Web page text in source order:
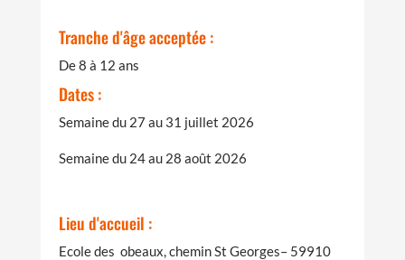
Tranche d'âge acceptée :
De 8 à 12 ans
Dates :
Semaine du 27 au 31 juillet 2026
Semaine du 24 au 28 août 2026
Lieu d'accueil :
Ecole des obeaux, chemin St Georges– 59910